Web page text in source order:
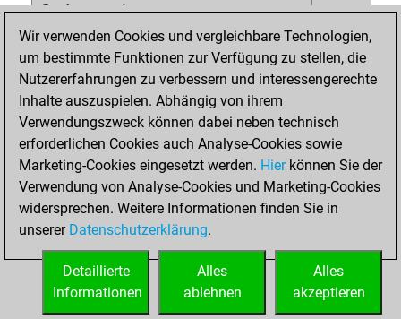
Springeropfer
0
Bauernopfer
1
Matt auf vollem Brett
0
Bauer setzt Matt
Erstickte Matts
Unterverwandlungen
0
Türme auf der siebten
0
STARTSEITE
Wir verwenden Cookies und vergleichbare Technologien,
um bestimmte Funktionen zur Verfügung zu stellen, die
Nutzererfahrungen zu verbessern und interessengerechte
Inhalte auszuspielen. Abhängig von ihrem
Verwendungszweck können dabei neben technisch
erforderlichen Cookies auch Analyse-Cookies sowie
Marketing-Cookies eingesetzt werden. Hierkönnen Sie der
Verwendung von Analyse-Cookies und Marketing-Cookies
widersprechen. Weitere Informationen finden Sie in
unserer Datenschutzerklärung.
Alles
akzeptieren
Alles
ablehnen
Detaillierte
Informationen